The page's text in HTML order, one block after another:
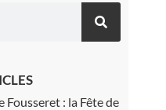
Fousseret : la Fête de